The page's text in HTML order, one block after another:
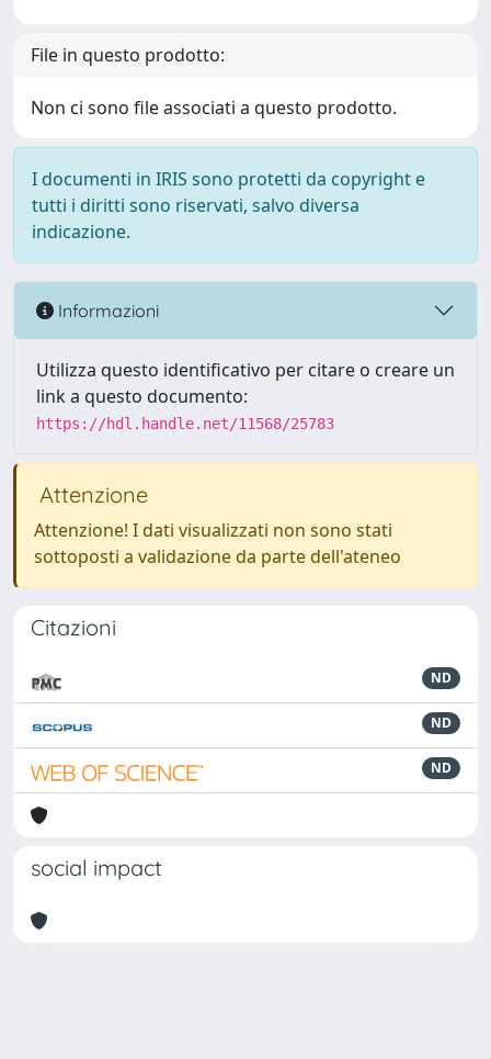
File in questo prodotto:
Non ci sono file associati a questo prodotto.
I documenti in IRIS sono protetti da copyright e
tutti i diritti sono riservati, salvo diversa
indicazione.
Informazioni
Utilizza questo identificativo per citare o creare un
link a questo documento:
https://hdl.handle.net/11568/25783
Attenzione
Attenzione! I dati visualizzati non sono stati
sottoposti a validazione da parte dell'ateneo
Citazioni
ND
ND
ND
social impact